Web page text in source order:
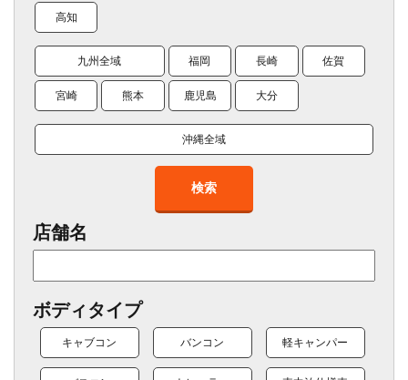
高知
九州全域 福岡 長崎 佐賀
宮崎 熊本 鹿児島 大分
沖縄全域
検索
店舗名
ボディタイプ
キャブコン バンコン 軽キャンパー